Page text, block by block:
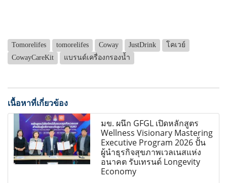
Tomorelifes tomorelifes Coway JustDrink
โคเวย์
CowayCareKit
แบรนด์เครื่องกรองน้ำ
เนื้อหาที่เกี่ยวข้อง
มข. ผนึก GFGL เปิดหลักสูตร
Wellness Visionary Mastering
Executive Program 2026 ปั้น
ผู้นำธุรกิจสุขภาพเวลเนสแห่ง
อนาคต รับเทรนด์ Longevity
Economy